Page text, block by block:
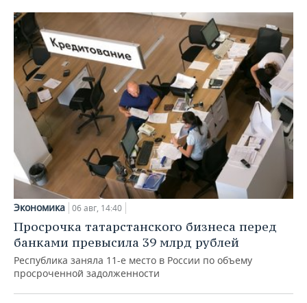
Экономика 06 авг, 14:40
Просрочка татарстанского бизнеса перед
банками превысила 39 млрд рублей
Республика заняла 11-е место в России по объему
просроченной задолженности